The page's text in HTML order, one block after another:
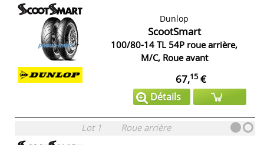
Dunlop
ScootSmart
100/80-14 TL 54P roue arrière,
M/C, Roue avant
67,15€
Détails
Lot 1 Roue arrière